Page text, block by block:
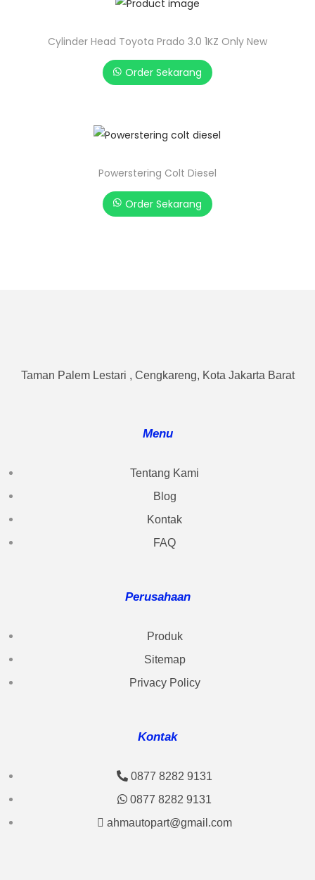
Cylinder Head Toyota Prado 3.0 1KZ Only New
Order Sekarang
Powerstering Colt Diesel
Order Sekarang
Taman Palem Lestari , Cengkareng, Kota Jakarta Barat
Menu
Tentang Kami
Blog
Kontak
FAQ
Perusahaan
Produk
Sitemap
Privacy Policy
Kontak
0877 8282 9131
0877 8282 9131
ahmautopart@gmail.com